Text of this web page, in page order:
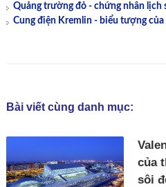
Quảng trường đỏ - chứng nhân lịch
Cung điện Kremlin - biểu tượng
Bài viết cùng danh mục:
của
sôi